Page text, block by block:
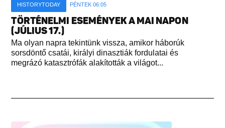
HISTORYTODAY PÉNTEK 06:05
TÖRTÉNELMI ESEMÉNYEK A MAI NAPON
(JÚLIUS 17.)
Ma olyan napra tekintünk vissza, amikor háborúk
sorsdöntő csatái, királyi dinasztiák fordulatai és
megrázó katasztrófák alakították a világot...